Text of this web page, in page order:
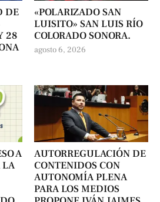
DE
28
«POLARIZADO SAN
LUISITO» SAN LUIS RÍO
COLORADO SONORA.
agosto 6, 2026
A
LA
AUTORREGULACIÓN DE
CONTENIDOS CON
AUTONOMÍA PLENA
PARA LOS MEDIOS